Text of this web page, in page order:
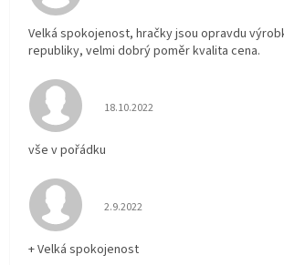
Velká spokojenost, hračky jsou opravdu
republiky, velmi dobrý poměr kvalita cena.
Hodnocení obchodu je 5 z 5
18.10.2022
vše v pořádku
Hodnocení obchodu je 5 z 5
2.9.2022
+ Velká spokojenost